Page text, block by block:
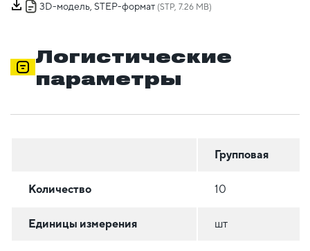
3D-модель, STEP-формат (STP, 7.26 MB)
Логистические
параметры
Групповая
Количество 10
Единицы измерения шт